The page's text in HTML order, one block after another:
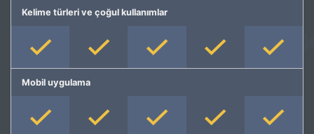
Kelime türleri ve çoğul kullanımlar
Mobil uygulama